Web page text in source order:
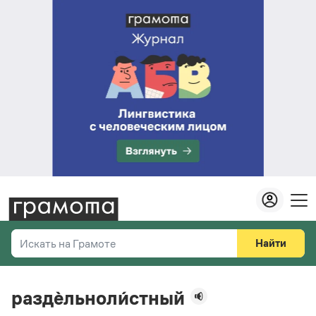
Искать на Грамоте
Справочная служба
Найти
раздѐльноли́стный